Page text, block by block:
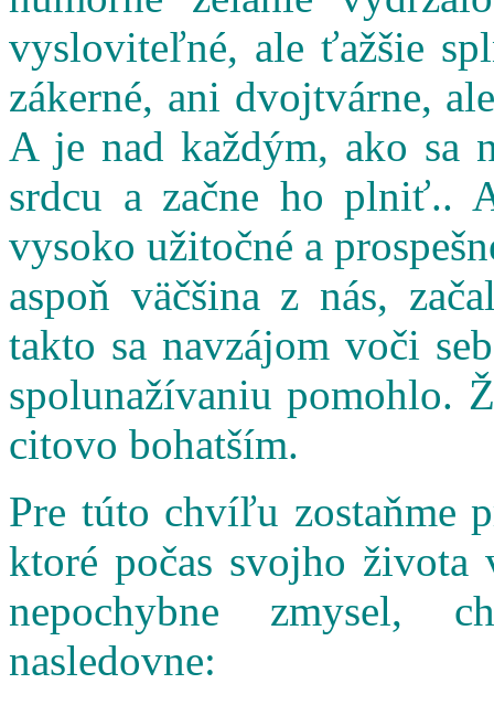
vysloviteľné, ale ťažšie
zákerné, ani dvojtvárne,
A je nad každým, ako sa
srdcu a začne ho plniť..
vysoko užitočné a
aspoň väčšina z nás,
takto sa navzájom voči
spolunažívaniu pomohlo.
citovo bohatším.
Pre túto chvíľu zostaňme
ktoré počas svojho
nepochybne zmysel,
nasledovne: